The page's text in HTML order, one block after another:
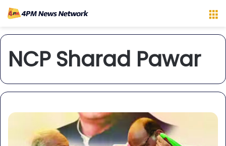
NCP Sharad Pawar